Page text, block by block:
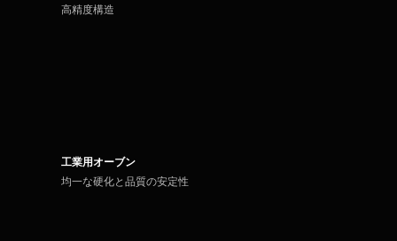
高精度構造
工業用オーブン
均一な硬化と品質の安定性